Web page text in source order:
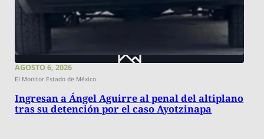
AGOSTO 6, 2026
El Monitor Estado de México
Ingresan a Ángel Aguirre al penal del altiplano
tras su detención por el caso Ayotzinapa